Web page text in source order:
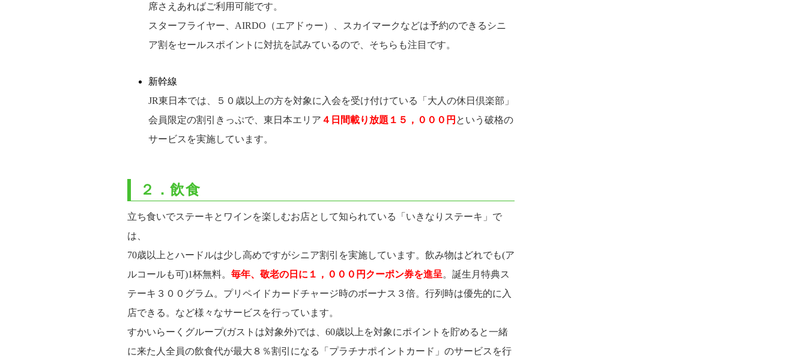
席さえあればご利用可能です。
スターフライヤー、AIRDO（エアドゥー）、スカイマークなどは予約のできるシニ
ア割をセールスポイントに対抗を試みているので、そちらも注目です。
新幹線
JR東日本では、５０歳以上の方を対象に入会を受け付けている「大人の休日倶楽部」
会員限定の割引きっぷで、東日本エリア ４日間載り放題１５，０００円 という破格の
サービスを実施しています。
２．飲食
立ち食いでステーキとワインを楽しむお店として知られている「いきなりステーキ」で
は、
70歳以上とハードルは少し高めですがシニア割引を実施しています。飲み物はどれでも(ア
ルコールも可)1杯無料。 毎年、敬老の日に１，０００円クーポン券を進呈。誕生月特典ス
テーキ３００グラム。プリペイドカードチャージ時のボーナス３倍。行列時は優先的に入
店できる。など様々なサービスを行っています。
すかいらーくグループ(ガストは対象外)では、60歳以上を対象にポイントを貯めると一緒
に来た人全員の飲食代が最大８％割引になる「プラチナポイントカード」のサービスを行